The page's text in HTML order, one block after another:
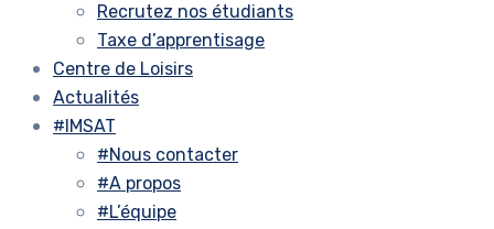
Recrutez nos étudiants
Taxe d’apprentisage
Centre de Loisirs
Actualités
#IMSAT
#Nous contacter
#A propos
#L’équipe